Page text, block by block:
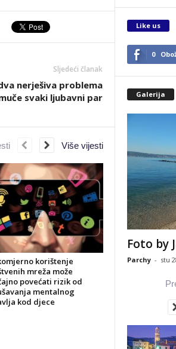
Sljedeći članak
nerješiva problema
svaki ljubavni par
korištenje
mreža može
povećati rizik od
mentalnog
kod djece
Više vijesti
Like us
0
Galerija
Foto by
Parchy - stu